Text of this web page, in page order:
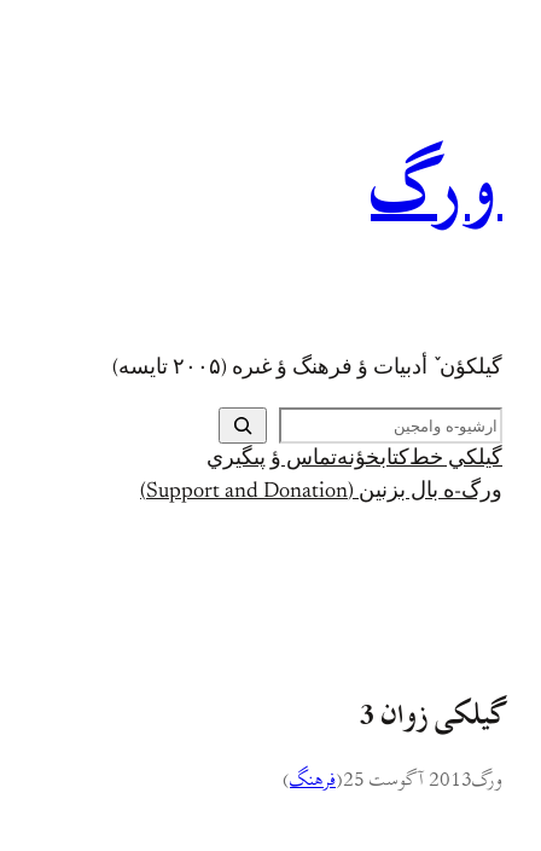
ورگ
گيلکؤن ٚ أدبیات ؤ فرهنگ ؤ غىره (۲۰۰۵ تايسه)
ج
س
ت
ج
گيلکي خط کتابخؤنهتماس ؤ پىگيري
ورگ-ه بال بزنين (Support and Donation)
گیلکی زوان 3
ورگ2013 آگوست 25 (فرهنگ)